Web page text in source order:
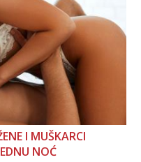
I MUŠKARCI
NOĆ